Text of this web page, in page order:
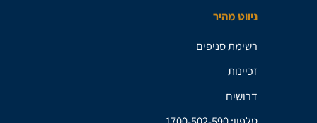
ניווט מהיר
רשימת סניפים
זכיינות
דרושים